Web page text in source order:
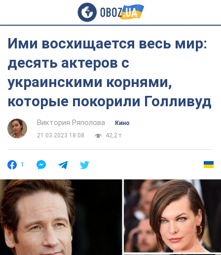
Ими восхищается весь мир:
десять актеров с
украинскими корнями,
которые покорили Голливуд
Виктория Ряполова
Кино
21.03.2023 18:08
42,2 т.
1